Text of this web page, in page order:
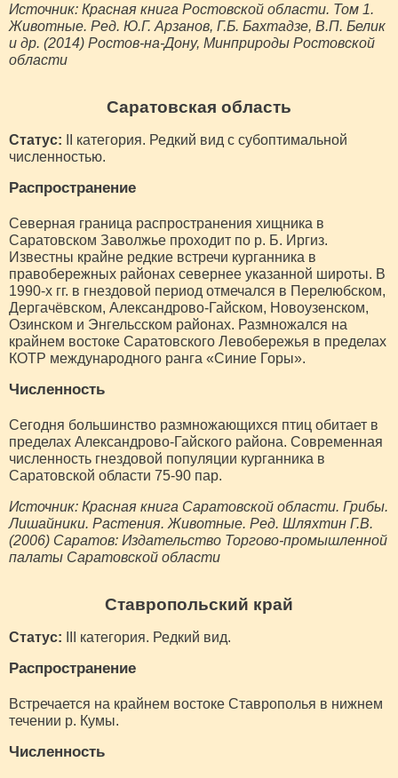
Источник: Красная книга Ростовской области. Том 1.
Животные. Ред. Ю.Г. Арзанов, Г.Б. Бахтадзе, В.П. Белик
и др. (2014) Ростов-на-Дону, Минприроды Ростовской
области
Саратовская область
Статус: II категория. Редкий вид с субоптимальной
численностью.
Распространение
Северная граница распространения хищника в
Саратовском Заволжье проходит по р. Б. Иргиз.
Известны крайне редкие встречи курганника в
правобережных районах севернее указанной широты. В
1990-х гг. в гнездовой период отмечался в Перелюбском,
Дергачёвском, Александрово-Гайском, Новоузенском,
Озинском и Энгельсском районах. Размножался на
крайнем востоке Саратовского Левобережья в пределах
КОТР международного ранга «Синие Горы».
Численность
Сегодня большинство размножающихся птиц обитает в
пределах Александрово-Гайского района. Современная
численность гнездовой популяции курганника в
Саратовской области 75-90 пар.
Источник: Красная книга Саратовской области. Грибы.
Лишайники. Растения. Животные. Ред. Шляхтин Г.В.
(2006) Саратов: Издательство Торгово-промышленной
палаты Саратовской области
Ставропольский край
Статус: III категория. Редкий вид.
Распространение
Встречается на крайнем востоке Ставрополья в нижнем
течении р. Кумы.
Численность